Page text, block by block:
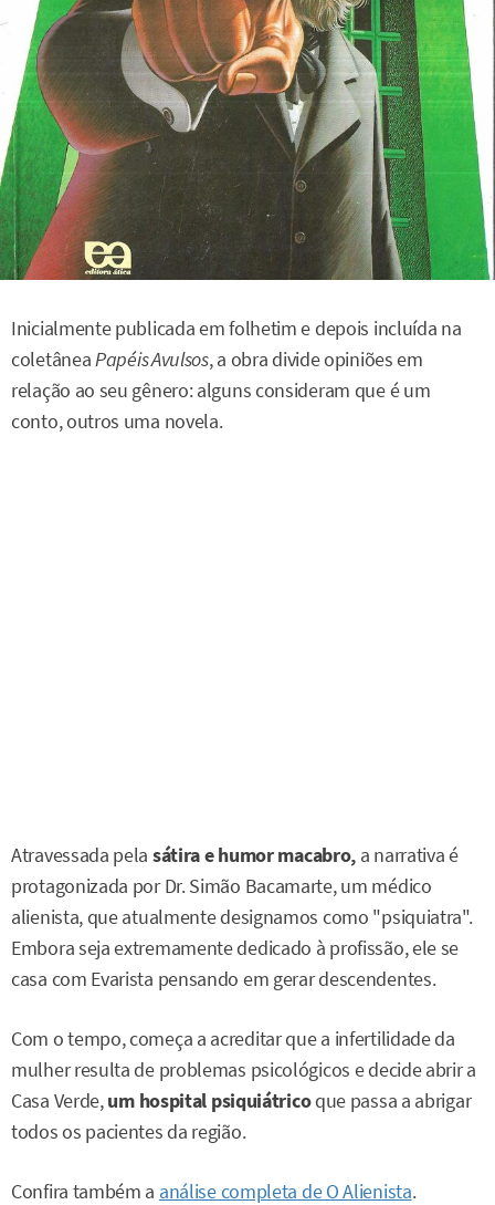
Inicialmente publicada em folhetim e depois incluída na
coletâneaPapéis Avulsos, a obra divide opiniões em
relação ao seu gênero: alguns consideram que é um
conto, outros uma novela.
Atravessada pela sátira e humor macabro, a narrativa é
protagonizada por Dr. Simão Bacamarte, um médico
alienista, que atualmente designamos como "psiquiatra".
Embora seja extremamente dedicado à profissão, ele se
casa com Evarista pensando em gerar descendentes.
Com o tempo, começa a acreditar que a infertilidade da
mulher resulta de problemas psicológicos e decide abrir a
Casa Verde,um hospital psiquiátricoque passa a abrigar
todos os pacientes da região.
Confira também a análise completa de O Alienista.